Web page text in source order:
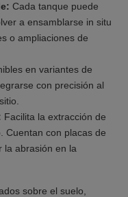
Cada tanque puede
a ensamblarse in situ
o ampliaciones de
en variantes de
con precisión al
Facilita la extracción de
Cuentan con placas de
la abrasión en la
sobre el suelo,